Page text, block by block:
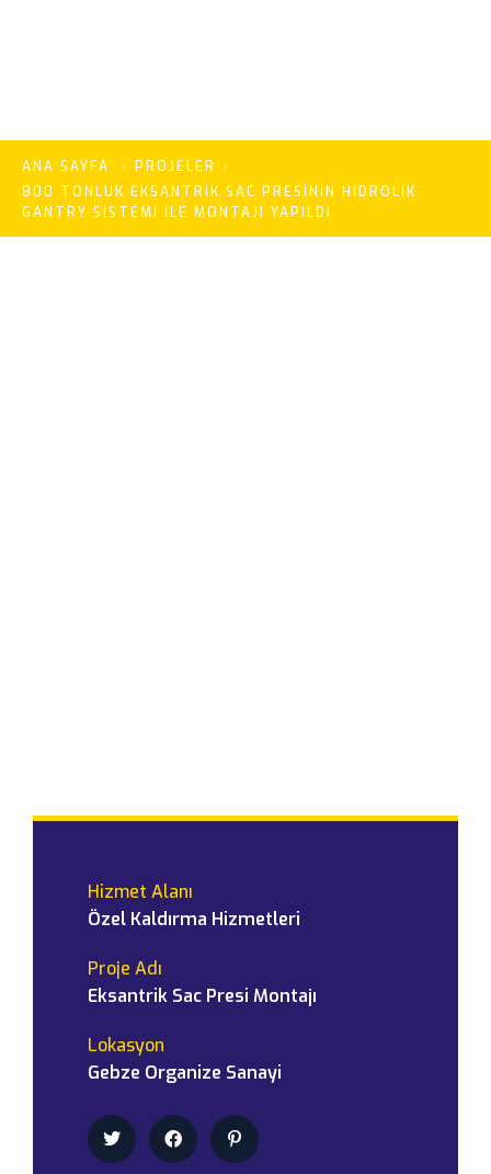
ANA SAYFA
PROJELER
800 TONLUK EKSANTRIK SAC PRESININ HIDROLIK
GANTRY SISTEMI İLE MONTAJI YAPILDI
Hizmet Alanı
Özel Kaldırma Hizmetleri
Proje Adı
Eksantrik Sac Presi Montajı
Lokasyon
Gebze Organize Sanayi